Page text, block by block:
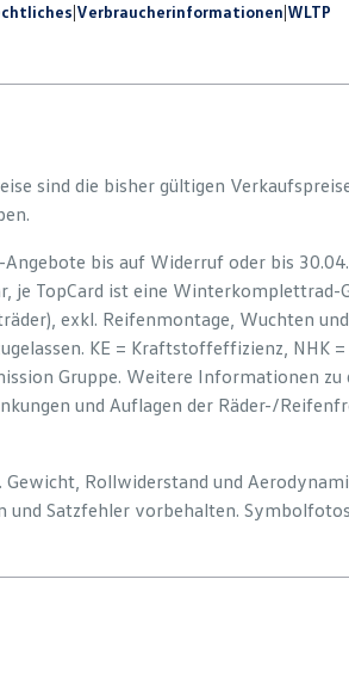
|Verbraucherinformationen|WLTP
sind die bisher gültigen
bis auf Widerruf oder bis
je TopCard ist eine Winterkomplettrad-
exkl. Reifenmontage, Wuchten und
KE = Kraftstoffeffizienz, NHK =
Gruppe. Weitere Informationen zu
und Auflagen der Räder-/
Gewicht, Rollwiderstand und
und Satzfehler vorbehalten.